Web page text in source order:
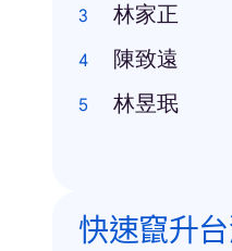
林家正
陳致遠
林昱珉
快速竄升